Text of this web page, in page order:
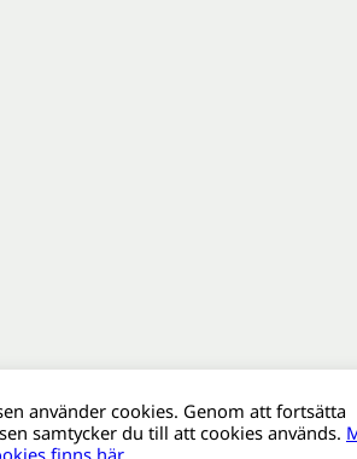
använder cookies. Genom att fortsätta
samtycker du till att cookies används.
finns här.